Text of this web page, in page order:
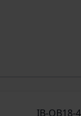
IB-QB18-